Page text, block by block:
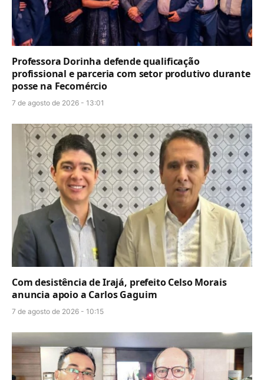
Professora Dorinha defende qualificação
profissional e parceria com setor produtivo durante
posse na Fecomércio
7 de agosto de 2026 - 13:01
Com desistência de Irajá, prefeito Celso Morais
anuncia apoio a Carlos Gaguim
7 de agosto de 2026 - 10:15